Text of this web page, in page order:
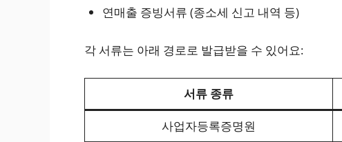
연매출 증빙서류 (종소세 신고 내역 등)
각 서류는 아래 경로로 발급받을 수 있어요:
서류 종류
사업자등록증명원